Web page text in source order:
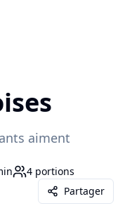
aiment
4 portions
Partager